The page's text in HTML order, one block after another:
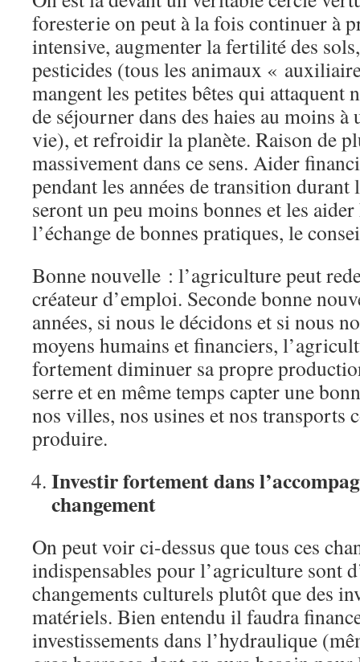
foresterie on peut à la fois continuer à
intensive, augmenter la fertilité des
pesticides (tous les animaux «
mangent les petites bêtes qui attaquent
de séjourner dans des haies au moins
vie), et refroidir la planète. Raison de
massivement dans ce sens. Aider
pendant les années de transition durant
seront un peu moins bonnes et les
l’échange de bonnes pratiques, le
Bonne nouvelle : l’agriculture peut
créateur d’emploi. Seconde bonne
années, si nous le décidons et si nous
moyens humains et financiers,
fortement diminuer sa propre
serre et en même temps capter une
nos villes, nos usines et nos transports
produire.
Investir fortement dans
changement
On peut voir ci-dessus que tous ces
indispensables pour l’agriculture sont
changements culturels plutôt que des
matériels. Bien entendu il faudra
investissements dans l’hydraulique